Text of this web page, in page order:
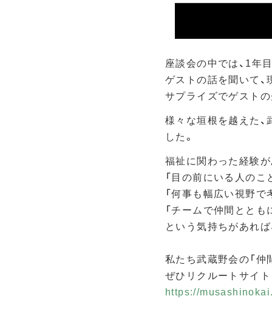
座談会の中では、1年
ゲストの話を聞いて
サプライズでゲスト
様々な垣根を越えた
した。
福祉に関わった経験
「目の前にいる人のこ
「何事も幅広い視野で
「チームで仲間ととも
という気持ちがあれ
私たち武蔵野会の「仲
ぜひリクルートサイト
https://